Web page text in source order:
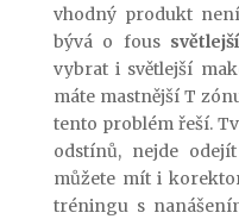
vhodný produkt
bývá o fous
vybrat i světlejší
máte mastnější T
tento problém řeší.
odstínů, nejde
můžete mít i
tréningu s